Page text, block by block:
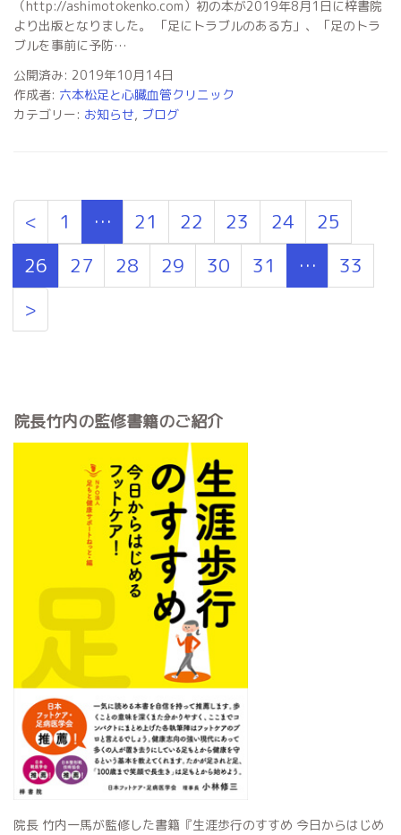
（http://ashimotokenko.com）初の本が2019年8月1日に梓書院
より出版となりました。 「足にトラブルのある方」、「足のトラ
ブルを事前に予防…
公開済み: 2019年10月14日
作成者: 六本松足と心臓血管クリニック
カテゴリー: お知らせ, ブログ
< 1 … 21 22 23 24
25
26
27 28 29 30 31 …
33
>
院長竹内の監修書籍のご紹介
院長 竹内一馬が監修した書籍『生涯歩行のすすめ 今日からはじめ